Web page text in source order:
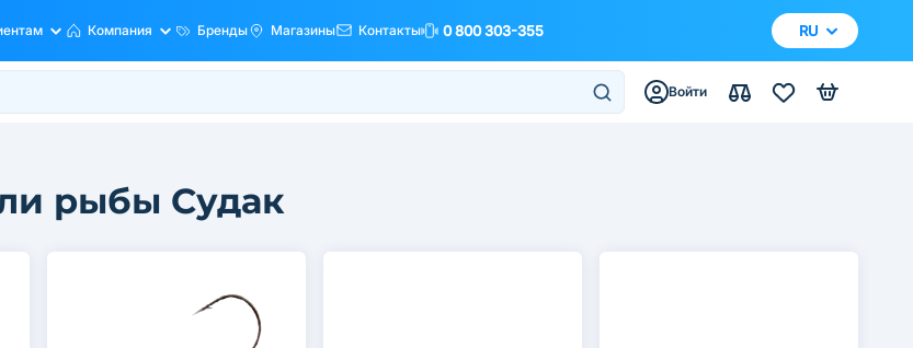
Компания Бренды Магазины Контакты 0 800 303-355 RU
Войти
рыбы Судак